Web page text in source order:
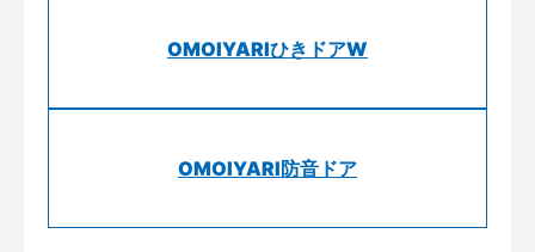
OMOIYARIひきドアW
OMOIYARI防音ドア